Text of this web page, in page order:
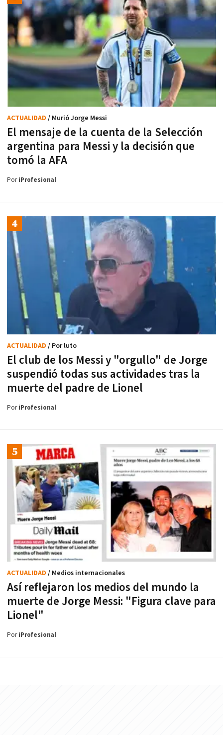
El mensaje de la cuenta de la Selección
argentina para Messi y la decisión que
tomó la AFA
ACTUALIDAD / Murió Jorge Messi
PoriProfesional
El club de los Messi y "orgullo" de Jorge
suspendió todas sus actividades tras la
muerte del padre de Lionel
ACTUALIDAD / Por luto
PoriProfesional
Así reflejaron los medios del mundo la
muerte de Jorge Messi: "Figura clave para
Lionel"
ACTUALIDAD / Medios internacionales
PoriProfesional